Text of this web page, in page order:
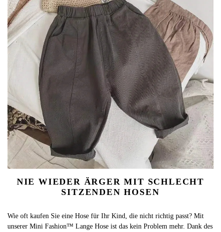
NIE WIEDER ÄRGER MIT SCHLECHT
SITZENDEN HOSEN
Wie oft kaufen Sie eine Hose für Ihr Kind, die nicht richtig passt? Mit
unserer Mini Fashion™ Lange Hose ist das kein Problem mehr. Dank des